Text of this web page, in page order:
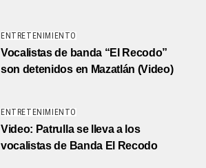
ENTRETENIMIENTO
Vocalistas de banda “El Recodo”
son detenidos en Mazatlán (Video)
ENTRETENIMIENTO
Video: Patrulla se lleva a los
vocalistas de Banda El Recodo